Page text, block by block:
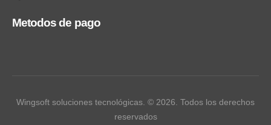
Metodos de pago
Wingsoft soluciones tecnológicas. © 2026. Todos los derechos
reservados